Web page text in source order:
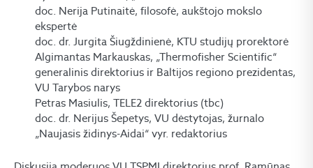
doc. Nerija Putinaitė, filosofė, aukštojo mokslo
ekspertė
doc. dr. Jurgita Šiugždinienė, KTU studijų prorektorė
Algimantas Markauskas, „Thermofisher Scientific“
generalinis direktorius ir Baltijos regiono prezidentas,
VU Tarybos narys
Petras Masiulis, TELE2 direktorius (tbc)
doc. dr. Nerijus Šepetys, VU dėstytojas, žurnalo
„Naujasis židinys-Aidai“ vyr. redaktorius